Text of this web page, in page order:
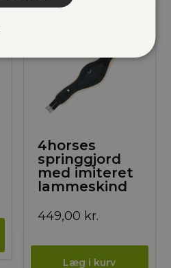
4horses
springgjord
med imiteret
lammeskind
449,00 kr.